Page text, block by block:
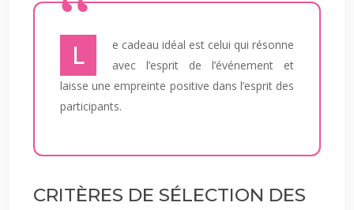
Le cadeau idéal est celui qui résonne
avec l’esprit de l’événement et
laisse une empreinte positive dans l’esprit des
participants.
CRITÈRES DE SÉLECTION DES